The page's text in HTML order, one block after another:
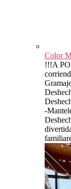
Color
!!!A
-